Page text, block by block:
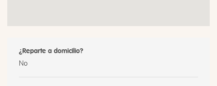
¿Reparte a domicilio?
No